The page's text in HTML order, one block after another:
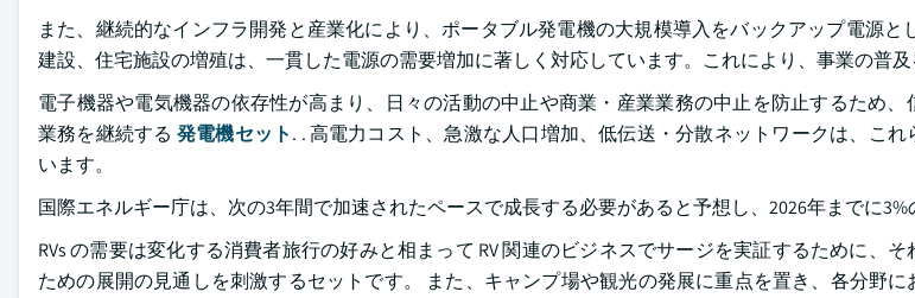
また、継続的なインフラ開発と産業化により、ポータブル発電機の大規模導入をバックアップ電源と
建設、住宅施設の増殖は、一貫した電源の需要増加に著しく対応しています。これにより、事業の普及
電子機器や電気機器の依存性が高まり、日々の活動の中止や商業・産業業務の中止を防止するため
業務を継続する 発電機セット. . 高電力コスト、急激な人口増加、低伝送・分散ネットワークは、こ
います。
国際エネルギー庁は、次の3年間で加速されたペースで成長する必要があると予想し、2026年までに3%
RVs の需要は変化する消費者旅行の好みと相まって RV 関連のビジネスでサージを実証するために、
ための展開の見通しを刺激するセットです。 また、キャンプ場や観光の発展に重点を置き、各分野に